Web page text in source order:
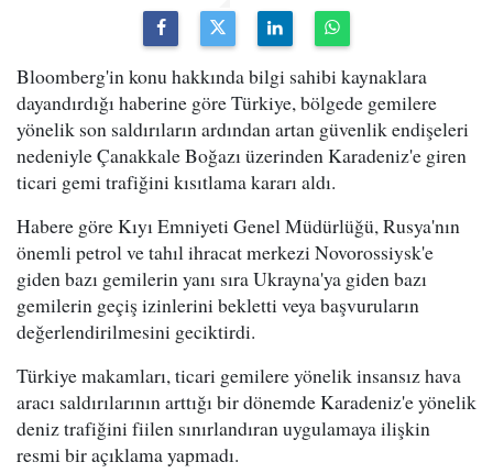
Bloomberg'in konu hakkında bilgi sahibi kaynaklara
dayandırdığı haberine göre Türkiye, bölgede gemilere
yönelik son saldırıların ardından artan güvenlik endişeleri
nedeniyle Çanakkale Boğazı üzerinden Karadeniz'e giren
ticari gemi trafiğini kısıtlama kararı aldı.
Habere göre Kıyı Emniyeti Genel Müdürlüğü, Rusya'nın
önemli petrol ve tahıl ihracat merkezi Novorossiysk'e
giden bazı gemilerin yanı sıra Ukrayna'ya giden bazı
gemilerin geçiş izinlerini bekletti veya başvuruların
değerlendirilmesini geciktirdi.
Türkiye makamları, ticari gemilere yönelik insansız hava
aracı saldırılarının arttığı bir dönemde Karadeniz'e yönelik
deniz trafiğini fiilen sınırlandıran uygulamaya ilişkin
resmi bir açıklama yapmadı.